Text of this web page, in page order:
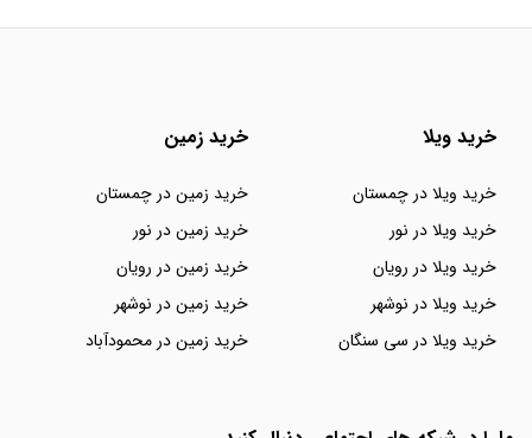
خرید ویلا
خرید ویلا در چمستان
خرید ویلا در نور
خرید ویلا در رویان
خرید ویلا در نوشهر
خرید ویلا در سی سنگان
خرید زمین
خرید زمین در چمستان
خرید زمین در نور
خرید زمین در رویان
خرید زمین در نوشهر
خرید زمین در محمودآباد